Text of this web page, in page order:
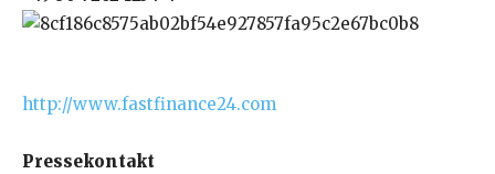
http://www.fastfinance24.com
Pressekontakt